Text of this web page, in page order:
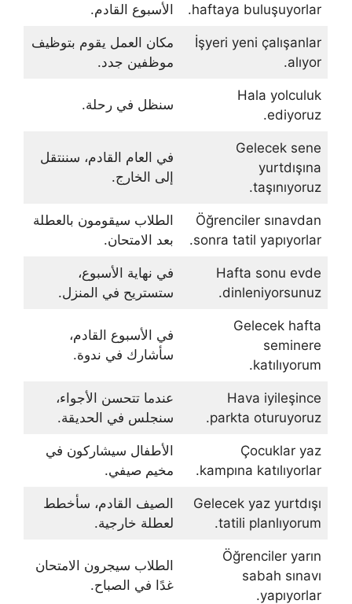
haftaya buluşuyorlar.
الأسبوع القادم.
İşyeri yeni çalışanlar
alıyor.
مكان العمل يقوم بتوظيف
موظفين جدد.
Hala yolculuk
ediyoruz.
سنظل في رحلة.
Gelecek sene
yurtdışına
taşınıyoruz.
في العام القادم، سننتقل
إلى الخارج.
Öğrenciler sınavdan
sonra tatil yapıyorlar.
الطلاب سيقومون بالعطلة
بعد الامتحان.
Hafta sonu evde
dinleniyorsunuz.
في نهاية الأسبوع،
ستستريح في المنزل.
Gelecek hafta
seminere
katılıyorum.
في الأسبوع القادم،
سأشارك في ندوة.
Hava iyileşince
parkta oturuyoruz.
عندما تتحسن الأجواء،
سنجلس في الحديقة.
Çocuklar yaz
kampına katılıyorlar.
الأطفال سيشاركون في
مخيم صيفي.
Gelecek yaz yurtdışı
tatili planlıyorum.
الصيف القادم، سأخطط
لعطلة خارجية.
Öğrenciler yarın
sabah sınavı
yapıyorlar.
الطلاب سيجرون الامتحان
غدًا في الصباح.